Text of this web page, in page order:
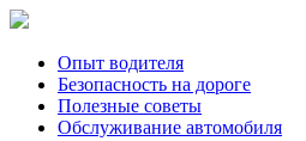
Опыт водителя
Безопасность на дороге
Полезные советы
Обслуживание автомобиля